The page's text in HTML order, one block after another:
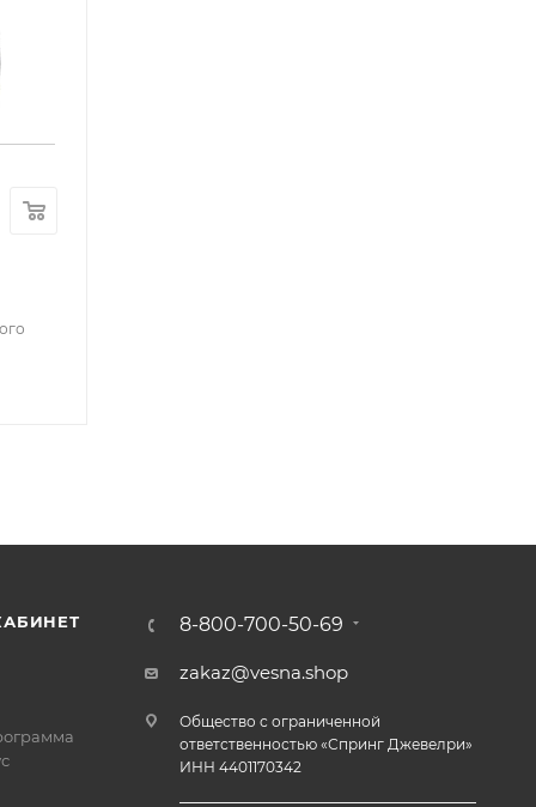
8-800-700-50-69
zakaz@vesna.shop
Общество с ограниченной
ответственностью «Спринг Джевелри»
ИНН 4401170342